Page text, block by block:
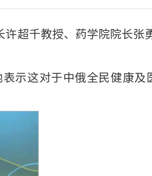
超千教授、药学院院长张
示这对于中俄全民健康及